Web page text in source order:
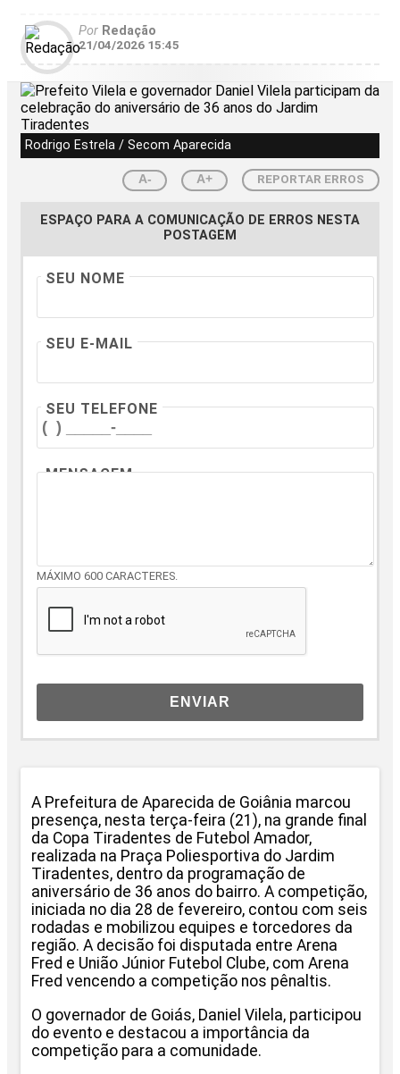
Por Redação
21/04/2026 15:45
Rodrigo Estrela / Secom Aparecida
A- A+ REPORTAR ERROS
ESPAÇO PARA A COMUNICAÇÃO DE ERROS NESTA
POSTAGEM
SEU NOME
SEU E-MAIL
SEU TELEFONE
MENSAGEM
MÁXIMO 600 CARACTERES.
ENVIAR
A Prefeitura de Aparecida de Goiânia marcou
presença, nesta terça-feira (21), na grande final
da Copa Tiradentes de Futebol Amador,
realizada na Praça Poliesportiva do Jardim
Tiradentes, dentro da programação de
aniversário de 36 anos do bairro. A competição,
iniciada no dia 28 de fevereiro, contou com seis
rodadas e mobilizou equipes e torcedores da
região. A decisão foi disputada entre Arena
Fred e União Júnior Futebol Clube, com Arena
Fred vencendo a competição nos pênaltis.
O governador de Goiás, Daniel Vilela, participou
do evento e destacou a importância da
competição para a comunidade.